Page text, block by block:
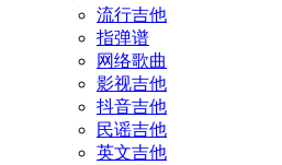
流行吉他
指弹谱
网络歌曲
影视吉他
抖音吉他
民谣吉他
英文吉他